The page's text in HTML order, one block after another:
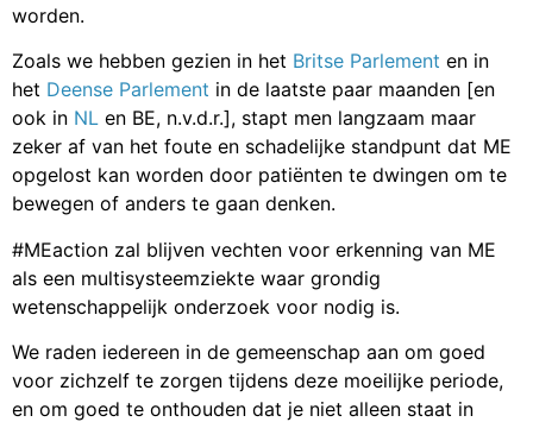
worden.
Zoals we hebben gezien in het Britse Parlement en in
het Deense Parlement in de laatste paar maanden [en
ook in NL en BE, n.v.d.r.], stapt men langzaam maar
zeker af van het foute en schadelijke standpunt dat ME
opgelost kan worden door patiënten te dwingen om te
bewegen of anders te gaan denken.
#MEaction zal blijven vechten voor erkenning van ME
als een multisysteemziekte waar grondig
wetenschappelijk onderzoek voor nodig is.
We raden iedereen in de gemeenschap aan om goed
voor zichzelf te zorgen tijdens deze moeilijke periode,
en om goed te onthouden dat je niet alleen staat in